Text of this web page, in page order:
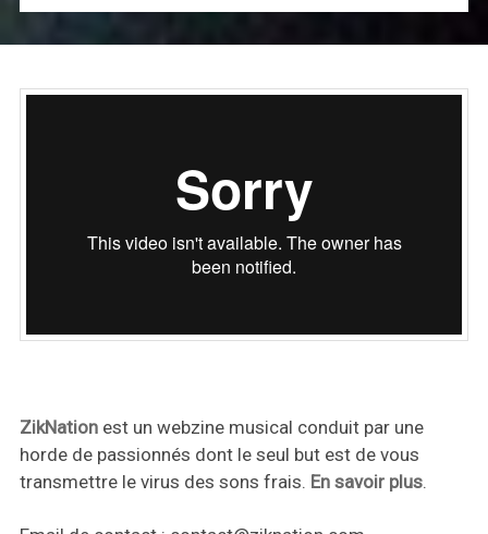
ZikNationest un webzine musical conduit par une
horde de passionnés dont le seul but est de vous
transmettre le virus des sons frais. En savoir plus.